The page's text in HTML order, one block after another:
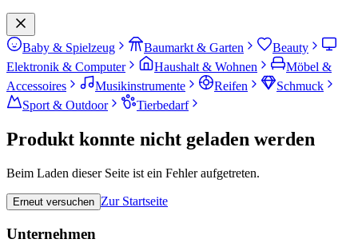
Baby & Spielzeug Baumarkt & Garten
Beauty
Elektronik & Computer
Haushalt & Wohnen
Möbel &
Accessoires
Musikinstrumente Reifen
Schmuck
Sport & Outdoor
Tierbedarf
Produkt konnte nicht geladen werden
Beim Laden dieser Seite ist ein Fehler aufgetreten.
Erneut versuchen Zur Startseite
Unternehmen